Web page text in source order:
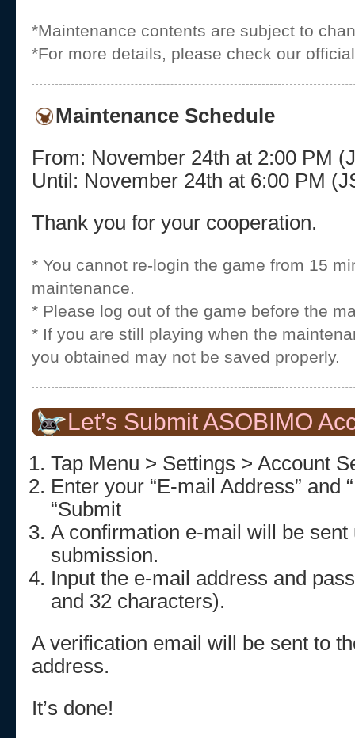
*Maintenance contents are subject to
*For more details, please check our
Maintenance Schedule
From: November 24th at 2:00 PM
Until: November 24th at 6:00 PM
Thank you for your cooperation.
* You cannot re-login the game from 15
maintenance.
* Please log out of the game before the
* If you are still playing when the
you obtained may not be saved properly.
Let’s Submit ASOBIMO
Tap Menu > Settings > Account
Enter your “E-mail Address” and
“Submit
A confirmation e-mail will be sent
submission.
Input the e-mail address and
and 32 characters).
A verification email will be sent to
address.
It’s done!